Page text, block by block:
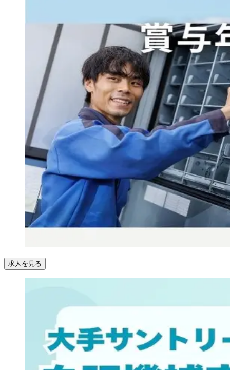
求人を見る